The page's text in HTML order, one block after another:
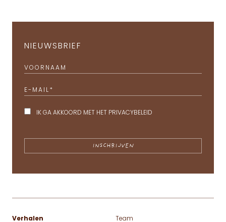
NIEUWSBRIEF
VOORNAAM
E-MAIL *
IK GA AKKOORD MET HET PRIVACYBELEID